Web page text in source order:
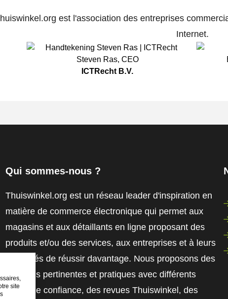
est l'association des entreprises
Internet.
Steven Ras, CEO
ICTRecht B.V.
Qui sommes-nous ?
Thuiswinkel.org est un réseau leader d'inspiration en
matière de commerce électronique qui permet aux
magasins et aux détaillants en ligne proposant des
produits et/ou des services, aux entreprises et à leurs
employés de réussir davantage. Nous proposons des
solutions pertinentes et pratiques avec différents
labels de confiance, des revues Thuiswinkel, des
site